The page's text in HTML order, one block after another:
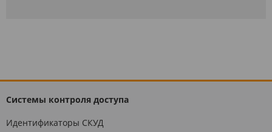
Системы контроля доступа
Идентификаторы СКУД